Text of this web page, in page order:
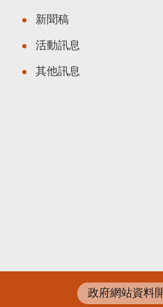
新聞稿
活動訊息
其他訊息
政府網站資料